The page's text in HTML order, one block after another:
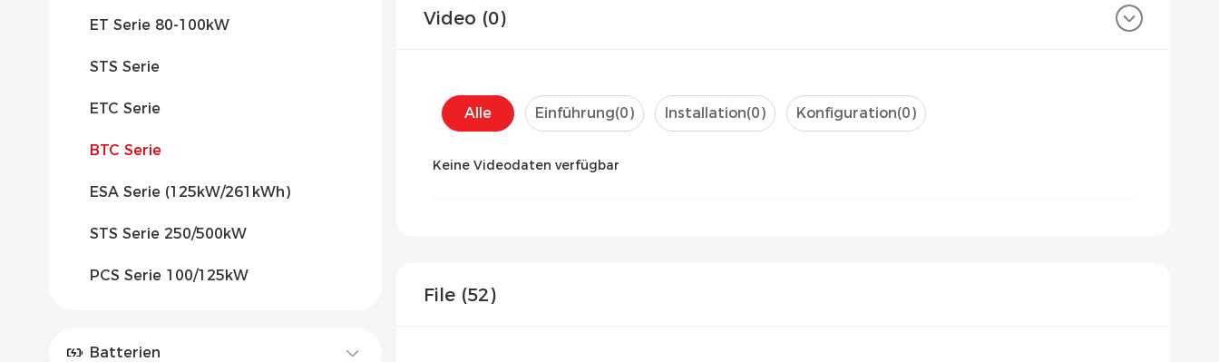
ET Serie 80-100kW
STS Serie
ETC Serie
BTC Serie
ESA Serie (125kW/261kWh)
STS Serie 250/500kW
PCS Serie 100/125kW
Batterien
Video (0)
Alle Einführung(0) Installation(0) Konfiguration(0)
Keine Videodaten verfügbar
File (52)